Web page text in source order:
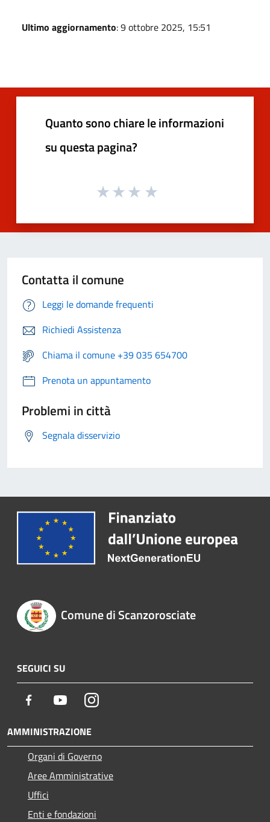
Ultimo aggiornamento: 9 ottobre 2025, 15:51
Quanto sono chiare le informazioni
su questa pagina?
Contatta il comune
Leggi le domande frequenti
Richiedi Assistenza
Chiama il comune +39 035 654700
Prenota un appuntamento
Problemi in città
Segnala disservizio
Comune di Scanzorosciate
SEGUICI SU
Facebook YoutubeInstagram
AMMINISTRAZIONE
Organi di Governo
Aree Amministrative
Uffici
Enti e fondazioni